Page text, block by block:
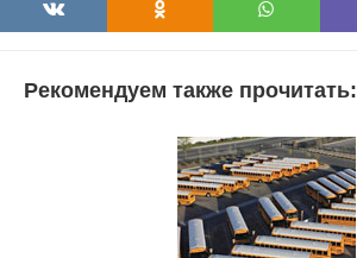
Рекомендуем также прочитать: